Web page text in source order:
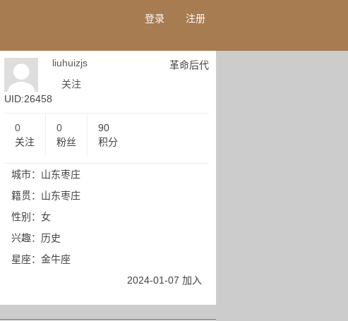
登录 注册
UID:26458
liuhuizjs
关注
革命后代
0
关注
0
粉丝
90
积分
城市：山东枣庄
籍贯：山东枣庄
性别：女
兴趣：历史
星座：金牛座
2024-01-07 加入